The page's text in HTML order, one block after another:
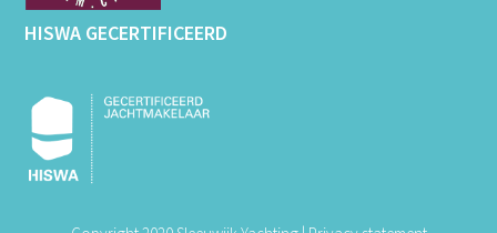
HISWA GECERTIFICEERD